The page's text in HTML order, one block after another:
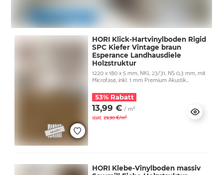
HORI Klick-Hartvinylboden Rigid
SPC Kiefer Vintage braun
Esperance Landhausdiele
Holzstruktur
1220 x 180 x 5 mm, NKL 23/31, NS 0,3 mm, mit
Microfase, inkl. 1 mm Premium Akustik
53% Rabatt
13,99 € / m²
statt 29,90 €/m²
HORI Klebe-Vinylboden massiv